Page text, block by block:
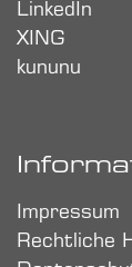
LinkedIn
XING
kununu
Impressum
Rechtliche